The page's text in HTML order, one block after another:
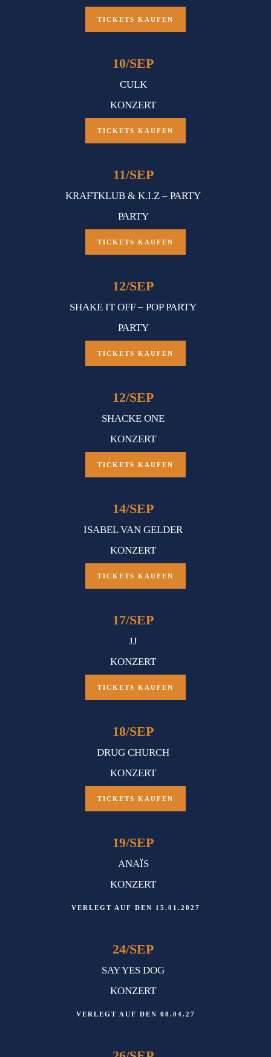
TICKETS KAUFEN
10/SEP
CULK
KONZERT
TICKETS KAUFEN
11/SEP
KRAFTKLUB & K.I.Z – PARTY
PARTY
TICKETS KAUFEN
12/SEP
SHAKE IT OFF – POP PARTY
PARTY
TICKETS KAUFEN
12/SEP
SHACKE ONE
KONZERT
TICKETS KAUFEN
14/SEP
ISABEL VAN GELDER
KONZERT
TICKETS KAUFEN
17/SEP
JJ
KONZERT
TICKETS KAUFEN
18/SEP
DRUG CHURCH
KONZERT
TICKETS KAUFEN
19/SEP
ANAÏS
KONZERT
VERLEGT AUF DEN 15.01.2027
24/SEP
SAY YES DOG
KONZERT
VERLEGT AUF DEN 08.04.27